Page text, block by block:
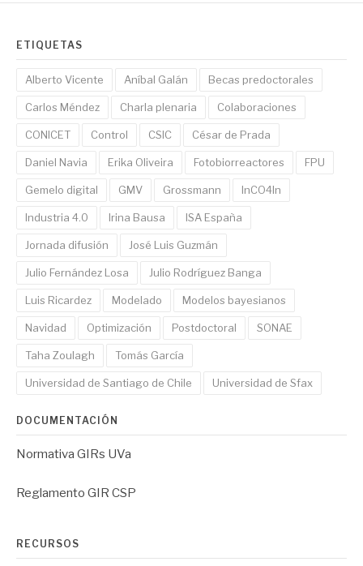
ETIQUETAS
Alberto Vicente Aníbal Galán Becas predoctorales
Carlos Méndez Charla plenaria Colaboraciones
CONICET Control CSIC César de Prada
Daniel Navia Erika Oliveira Fotobiorreactores FPU
Gemelo digital GMV Grossmann InCO4In
Industria 4.0 Irina Bausa ISA España
Jornada difusión José Luis Guzmán
Julio Fernández Losa Julio Rodríguez Banga
Luis Ricardez Modelado Modelos bayesianos
Navidad Optimización Postdoctoral SONAE
Taha Zoulagh Tomás García
Universidad de Santiago de Chile Universidad de Sfax
DOCUMENTACIÓN
Normativa GIRs UVa
Reglamento GIR CSP
RECURSOS